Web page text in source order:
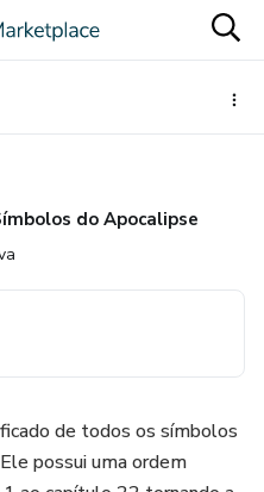
do Apocalipse
de todos os símbolos
possui uma ordem